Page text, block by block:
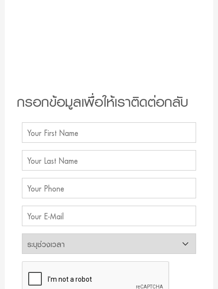
กรอกข้อมูลเพื่อให้เราติดต่อกลับ